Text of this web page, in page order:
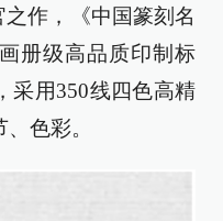
作，《中国篆刻名
册级高品质印制标
采用350线四色高精
色彩。